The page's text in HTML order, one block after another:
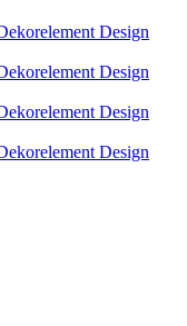
Design
Design
Design
Design